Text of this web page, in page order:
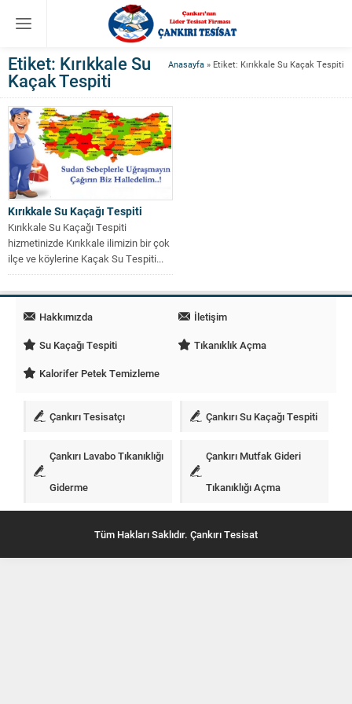
Anasayfa » Etiket: Kırıkkale Su Kaçak Tespiti
Etiket: Kırıkkale Su
Kaçak Tespiti
Kırıkkale Su Kaçağı Tespiti
Kırıkkale Su Kaçağı Tespiti
hizmetinizde Kırıkkale ilimizin bir çok
ilçe ve köylerine Kaçak Su Tespiti...
Hakkımızda
İletişim
Su Kaçağı Tespiti
Tıkanıklık Açma
Kalorifer Petek Temizleme
Çankırı Tesisatçı Çankırı Su Kaçağı Tespiti
Çankırı Lavabo Tıkanıklığı
Giderme
Çankırı Mutfak Gideri
Tıkanıklığı Açma
Tüm Hakları Saklıdır. Çankırı Tesisat